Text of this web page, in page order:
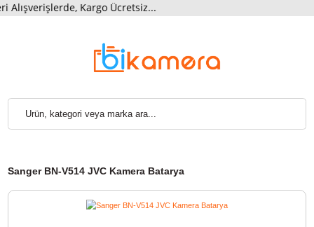
Sanger BN-V514 JVC Kamera Batarya
Kargo Ücretsiz...